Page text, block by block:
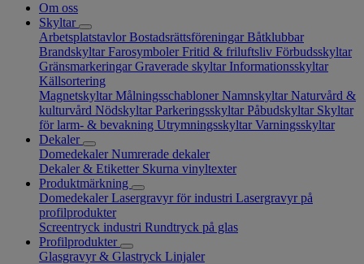
Om oss
Skyltar
Arbetsplatstavlor Bostadsrättsföreningar Båtklubbar
Brandskyltar Farosymboler Fritid & friluftsliv Förbudsskyltar
Gränsmarkeringar Graverade skyltar Informationsskyltar
Källsortering
Magnetskyltar Målningsschabloner Namnskyltar Naturvård &
kulturvård Nödskyltar Parkeringsskyltar Påbudskyltar Skyltar
för larm- & bevakning Utrymningsskyltar Varningsskyltar
Dekaler
Domedekaler Numrerade dekaler
Dekaler & Etiketter Skurna vinyltexter
Produktmärkning
Domedekaler Lasergravyr för industri Lasergravyr på
profilprodukter
Screentryck industri Rundtryck på glas
Profilprodukter
Glasgravyr & Glastryck Linjaler